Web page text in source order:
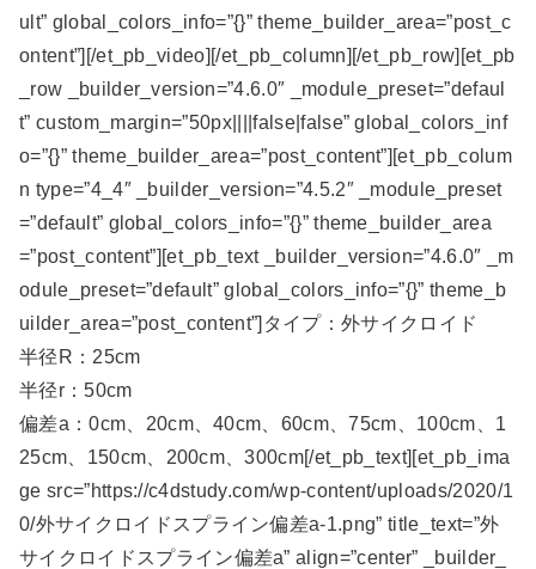
ult” global_colors_info=”{}” theme_builder_area=”post_c
ontent”][/et_pb_video][/et_pb_column][/et_pb_row][et_pb
_row _builder_version=”4.6.0″ _module_preset=”defaul
t” custom_margin=”50px||||false|false” global_colors_inf
o=”{}” theme_builder_area=”post_content”][et_pb_colum
n type=”4_4″ _builder_version=”4.5.2″ _module_preset
=”default” global_colors_info=”{}” theme_builder_area
=”post_content”][et_pb_text _builder_version=”4.6.0″ _m
odule_preset=”default” global_colors_info=”{}” theme_b
uilder_area=”post_content”]タイプ：外サイクロイド
半径R：25cm
半径r：50cm
偏差a：0cm、20cm、40cm、60cm、75cm、100cm、1
25cm、150cm、200cm、300cm[/et_pb_text][et_pb_ima
ge src=”https://c4dstudy.com/wp-content/uploads/2020/1
0/外サイクロイドスプライン偏差a-1.png” title_text=”外
サイクロイドスプライン偏差a” align=”center” _builder_